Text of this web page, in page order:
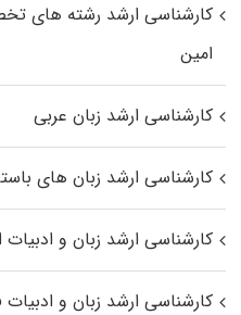
کارشناسی ارشد رﺷﺘﻪ ﻫﺎی
اﻣﻴﻦ
کارشناسی ارشد زبان عربی
کارشناسی ارشد زبان‌ های
کارشناسی ارشد زبان و ادبیات
کارشناسی ارشد زبان و